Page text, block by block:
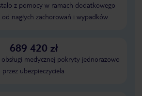
z pomocy w ramach dodatkowego
od nagłych zachorowań i wypadków
689 420 zł
medycznej pokryty jednorazowo
przez ubezpieczyciela